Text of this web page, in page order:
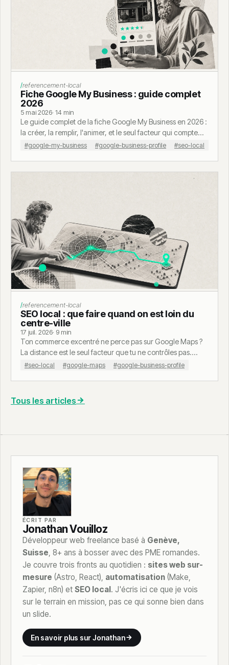
referencement-local
Fiche Google My Business : guide complet
2026
5 mai 2026· 14 min
Le guide complet de la fiche Google My Business en 2026 :
la créer, la remplir, l'animer, et le seul facteur qui compte
vraiment avant tous les autres.
#google-my-business #google-business-profile #seo-local
referencement-local
SEO local : que faire quand on est loin du
centre-ville
17 juil. 2026· 9 min
Ton commerce excentré ne perce pas sur Google Maps ?
La distance est le seul facteur que tu ne contrôles pas.
Découvre où jouer à la place.
#seo-local #google-maps #google-business-profile
Tous les articles
ÉCRIT PAR
Jonathan Vouilloz
Développeur web freelance basé à Genève,
Suisse , 8+ ans à bosser avec des PME romandes.
Je couvre trois fronts au quotidien : sites web sur-
mesure (Astro, React), automatisation (Make,
Zapier, n8n) et SEO local. J'écris ici ce que je vois
sur le terrain en mission, pas ce qui sonne bien dans
un slide.
En savoir plus sur Jonathan